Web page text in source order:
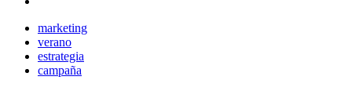
marketing
verano
estrategia
campaña